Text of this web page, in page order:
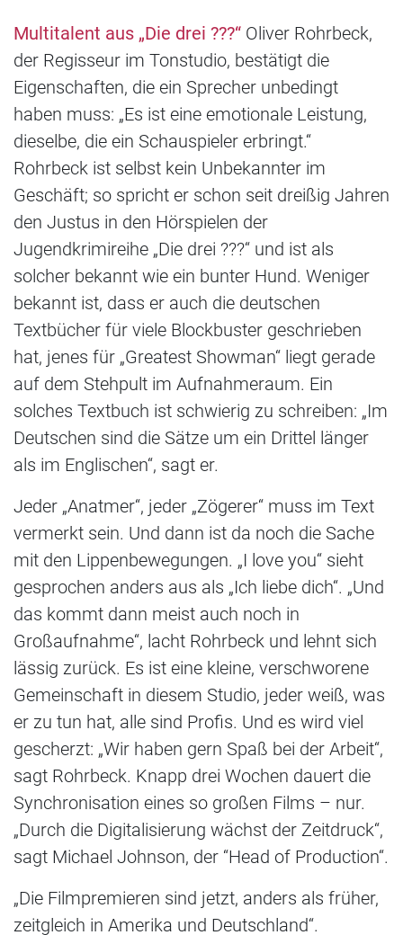
Multitalent aus „Die drei ???“ Oliver Rohrbeck,
der Regisseur im Tonstudio, bestätigt die
Eigenschaften, die ein Sprecher unbedingt
haben muss: „Es ist eine emotionale Leistung,
dieselbe, die ein Schauspieler erbringt.“
Rohrbeck ist selbst kein Unbekannter im
Geschäft; so spricht er schon seit dreißig Jahren
den Justus in den Hörspielen der
Jugendkrimireihe „Die drei ???“ und ist als
solcher bekannt wie ein bunter Hund. Weniger
bekannt ist, dass er auch die deutschen
Textbücher für viele Blockbuster geschrieben
hat, jenes für „Greatest Showman“ liegt gerade
auf dem Stehpult im Aufnahmeraum. Ein
solches Textbuch ist schwierig zu schreiben: „Im
Deutschen sind die Sätze um ein Drittel länger
als im Englischen“, sagt er.
Jeder „Anatmer“, jeder „Zögerer“ muss im Text
vermerkt sein. Und dann ist da noch die Sache
mit den Lippenbewegungen. „I love you“ sieht
gesprochen anders aus als „Ich liebe dich“. „Und
das kommt dann meist auch noch in
Großaufnahme“, lacht Rohrbeck und lehnt sich
lässig zurück. Es ist eine kleine, verschworene
Gemeinschaft in diesem Studio, jeder weiß, was
er zu tun hat, alle sind Profis. Und es wird viel
gescherzt: „Wir haben gern Spaß bei der Arbeit“,
sagt Rohrbeck. Knapp drei Wochen dauert die
Synchronisation eines so großen Films – nur.
„Durch die Digitalisierung wächst der Zeitdruck“,
sagt Michael Johnson, der “Head of Production“.
„Die Filmpremieren sind jetzt, anders als früher,
zeitgleich in Amerika und Deutschland“.